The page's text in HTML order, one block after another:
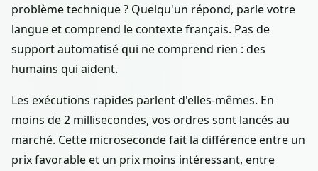
problème technique ? Quelqu'un répond, parle votre
langue et comprend le contexte français. Pas de
support automatisé qui ne comprend rien : des
humains qui aident.
Les exécutions rapides parlent d'elles-mêmes. En
moins de 2 millisecondes, vos ordres sont lancés au
marché. Cette microseconde fait la différence entre un
prix favorable et un prix moins intéressant, entre